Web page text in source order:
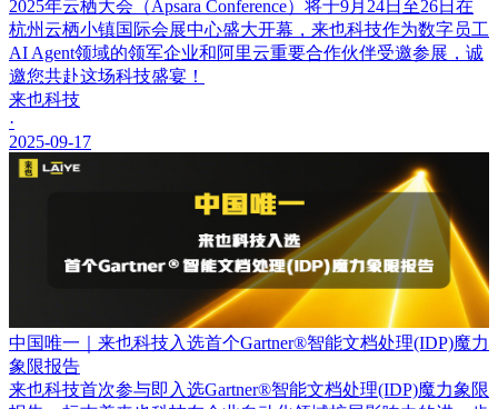
2025年云栖大会（Apsara Conference）将于9月24日至26日在
杭州云栖小镇国际会展中心盛大开幕，来也科技作为数字员工
AI Agent领域的领军企业和阿里云重要合作伙伴受邀参展，诚
邀您共赴这场科技盛宴！
来也科技
·
2025-09-17
中国唯一｜来也科技入选首个Gartner®智能文档处理(IDP)魔力
象限报告
来也科技首次参与即入选Gartner®智能文档处理(IDP)魔力象限